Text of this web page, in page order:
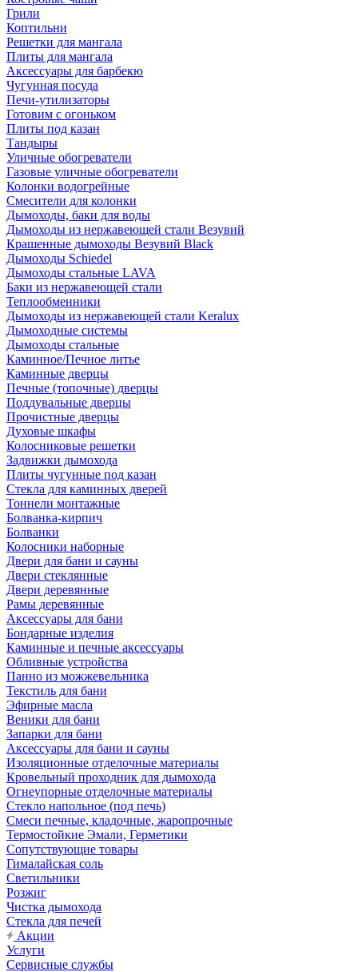
Грили
Коптильни
Решетки для мангала
Плиты для мангала
Аксессуары для барбекю
Чугунная посуда
Печи-утилизаторы
Готовим с огоньком
Плиты под казан
Тандыры
Уличные обогреватели
Газовые уличные обогреватели
Колонки водогрейные
Смесители для колонки
Дымоходы, баки для воды
Дымоходы из нержавеющей стали Везувий
Крашенные дымоходы Везувий Black
Дымоходы Schiedel
Дымоходы стальные LAVA
Баки из нержавеющей стали
Теплообменники
Дымоходы из нержавеющей стали Keralux
Дымоходные системы
Дымоходы стальные
Каминное/Печное литье
Каминные дверцы
Печные (топочные) дверцы
Поддувальные дверцы
Прочистные дверцы
Духовые шкафы
Колосниковые решетки
Задвижки дымохода
Плиты чугунные под казан
Стекла для каминных дверей
Тоннели монтажные
Болванка-кирпич
Болванки
Колосники наборные
Двери для бани и сауны
Двери стеклянные
Двери деревянные
Рамы деревянные
Аксессуары для бани
Бондарные изделия
Каминные и печные аксессуары
Обливные устройства
Панно из можжевельника
Текстиль для бани
Эфирные масла
Веники для бани
Запарки для бани
Аксессуары для бани и сауны
Изоляционные отделочные материалы
Кровельный проходник для дымохода
Огнеупорные отделочные материалы
Стекло напольное (под печь)
Смеси печные, кладочные, жаропрочные
Термостойкие Эмали, Герметики
Сопутствующие товары
Гималайская соль
Светильники
Розжиг
Чистка дымохода
Стекла для печей
Акции
Услуги
Сервисные службы